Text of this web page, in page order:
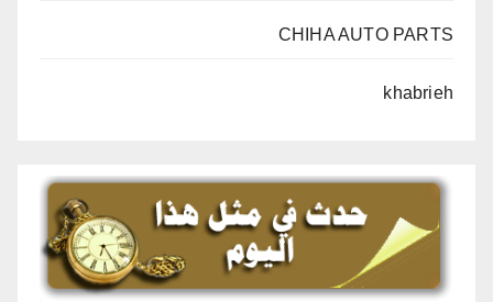
CHIHA AUTO PARTS
khabrieh